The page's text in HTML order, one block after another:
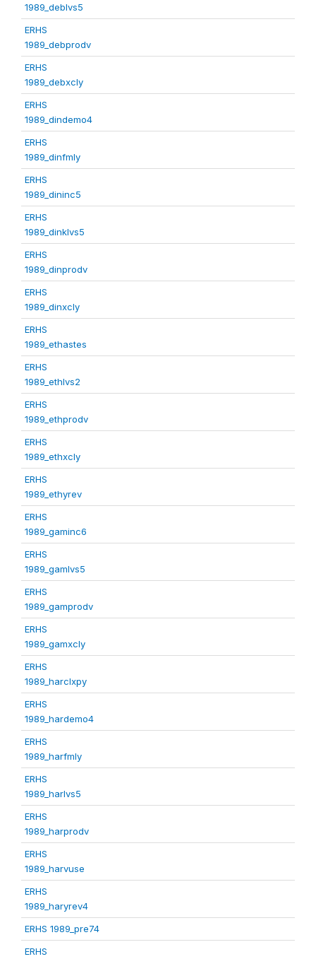
1989_deblvs5
ERHS
1989_debprodv
ERHS
1989_debxcly
ERHS
1989_dindemo4
ERHS
1989_dinfmly
ERHS
1989_dininc5
ERHS
1989_dinklvs5
ERHS
1989_dinprodv
ERHS
1989_dinxcly
ERHS
1989_ethastes
ERHS
1989_ethlvs2
ERHS
1989_ethprodv
ERHS
1989_ethxcly
ERHS
1989_ethyrev
ERHS
1989_gaminc6
ERHS
1989_gamlvs5
ERHS
1989_gamprodv
ERHS
1989_gamxcly
ERHS
1989_harclxpy
ERHS
1989_hardemo4
ERHS
1989_harfmly
ERHS
1989_harlvs5
ERHS
1989_harprodv
ERHS
1989_harvuse
ERHS
1989_haryrev4
ERHS 1989_pre74
ERHS